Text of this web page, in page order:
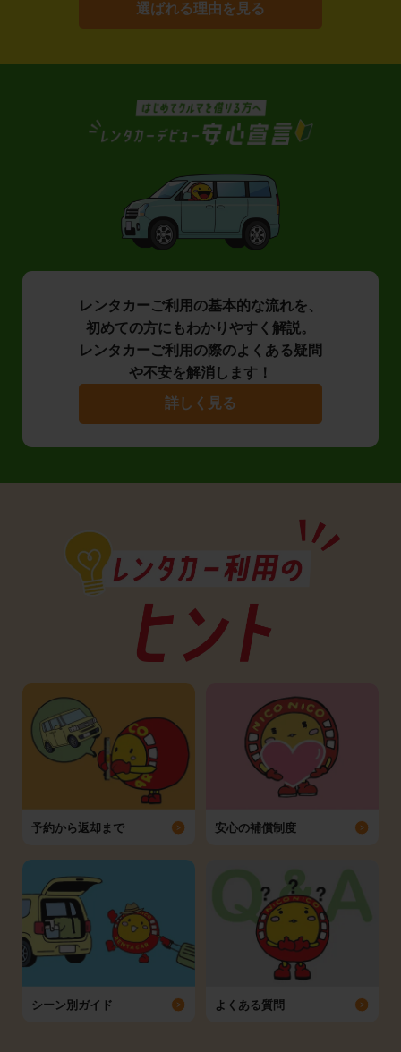
選ばれる理由を見る
レンタカーご利用の基本的な流れを、
初めての方にもわかりやすく解説。
レンタカーご利用の際のよくある疑問
や不安を解消します！
詳しく見る
予約から返却まで 安心の補償制度
シーン別ガイド よくある質問